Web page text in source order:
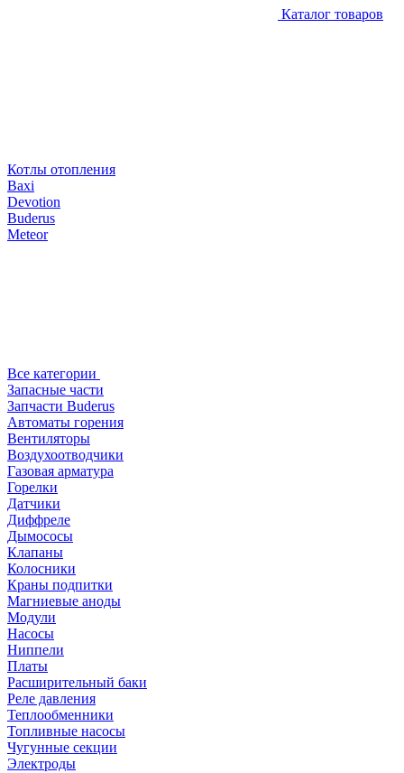
Каталог товаров
Котлы отопления
Baxi
Devotion
Buderus
Meteor
Все категории
Запасные части
Запчасти Buderus
Автоматы горения
Вентиляторы
Воздухоотводчики
Газовая арматура
Горелки
Датчики
Диффреле
Дымососы
Клапаны
Колосники
Краны подпитки
Магниевые аноды
Модули
Насосы
Ниппели
Платы
Расширительный баки
Реле давления
Теплообменники
Топливные насосы
Чугунные секции
Электроды